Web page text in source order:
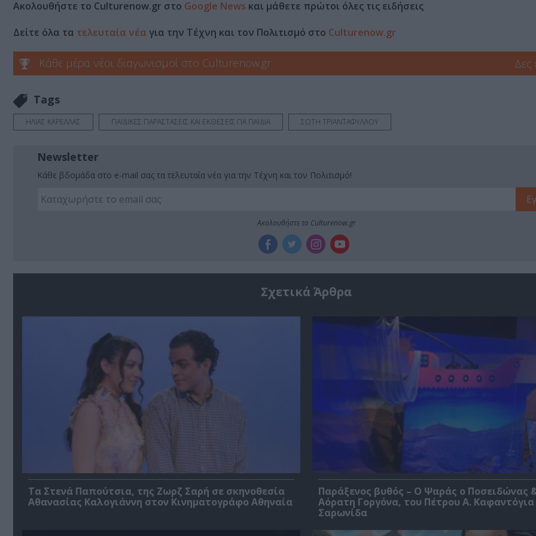
Ακολουθήστε το Culturenow.gr στο Google News και μάθετε πρώτοι όλες τις ειδήσεις
Δείτε όλα τα τελευταία νέα για την Τέχνη και τον Πολιτισμό στο Culturenow.gr
Κάθε μέρα νέοι διαγωνισμοί στο Culturenow.gr Δες
Tags
ΗΛΙΑΣ ΚΑΡΕΛΛΑΣ ΠΑΙΔΙΚΕΣ ΠΑΡΑΣΤΑΣΕΙΣ ΚΑΙ ΕΚΘΕΣΕΙΣ ΓΙΑ ΠΑΙΔΙΑ ΣΩΤΗ ΤΡΙΑΝΤΑΦΥΛΛΟΥ
Newsletter
Κάθε βδομάδα στο e-mail σας τα τελευταία νέα για την Τέχνη και τον Πολιτισμό!
Ακολουθήστε το Culturenow.gr
Σχετικά Άρθρα
Τα Στενά Παπούτσια, της Ζωρζ Σαρή σε σκηνοθεσία
Αθανασίας Καλογιάννη στον Κινηματογράφο Αθηναία
Παράξενος βυθός – Ο Ψαράς ο Ποσειδώνας
Αόρατη Γοργόνα, του Πέτρου Α.
Σαρωνίδα